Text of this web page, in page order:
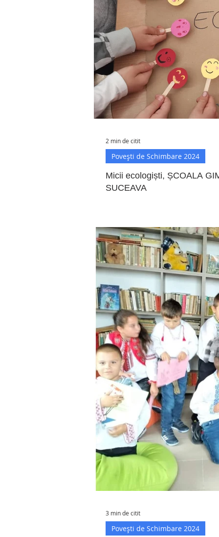
Micii ecologiști, ȘCOALA
SUCEAVA
Povești de Schimbare 2024
2 min de citit
Povești de Schimbare 2024
3 min de citit